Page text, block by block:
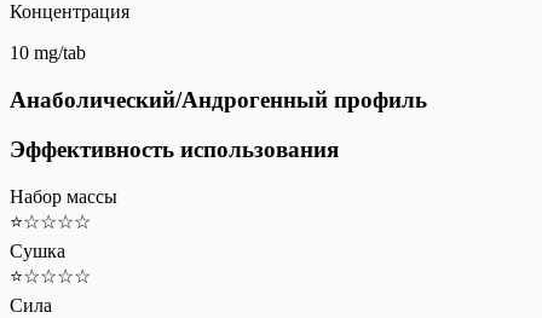
Концентрация
10 mg/tab
Анаболический/Андрогенный профиль
Эффективность использования
Набор массы
⭐☆☆☆☆
Сушка
⭐☆☆☆☆
Сила